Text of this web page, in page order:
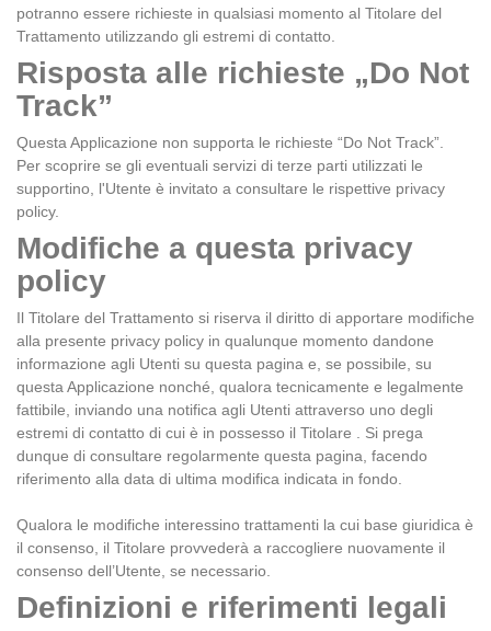
potranno essere richieste in qualsiasi momento al Titolare del
Trattamento utilizzando gli estremi di contatto.
Risposta alle richieste „Do Not
Track”
Questa Applicazione non supporta le richieste “Do Not Track”.
Per scoprire se gli eventuali servizi di terze parti utilizzati le
supportino, l'Utente è invitato a consultare le rispettive privacy
policy.
Modifiche a questa privacy
policy
Il Titolare del Trattamento si riserva il diritto di apportare modifiche
alla presente privacy policy in qualunque momento dandone
informazione agli Utenti su questa pagina e, se possibile, su
questa Applicazione nonché, qualora tecnicamente e legalmente
fattibile, inviando una notifica agli Utenti attraverso uno degli
estremi di contatto di cui è in possesso il Titolare . Si prega
dunque di consultare regolarmente questa pagina, facendo
riferimento alla data di ultima modifica indicata in fondo.
Qualora le modifiche interessino trattamenti la cui base giuridica è
il consenso, il Titolare provvederà a raccogliere nuovamente il
consenso dell’Utente, se necessario.
Definizioni e riferimenti legali